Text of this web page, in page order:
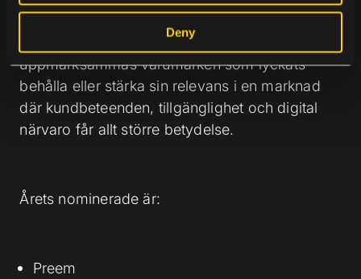
Deny
I kategorin ”Handel och tjänster”
uppmärksammas varumärken som lyckats
behålla eller stärka sin relevans i en marknad
där kundbeteenden, tillgänglighet och digital
närvaro får allt större betydelse.
Årets nominerade är:
Preem